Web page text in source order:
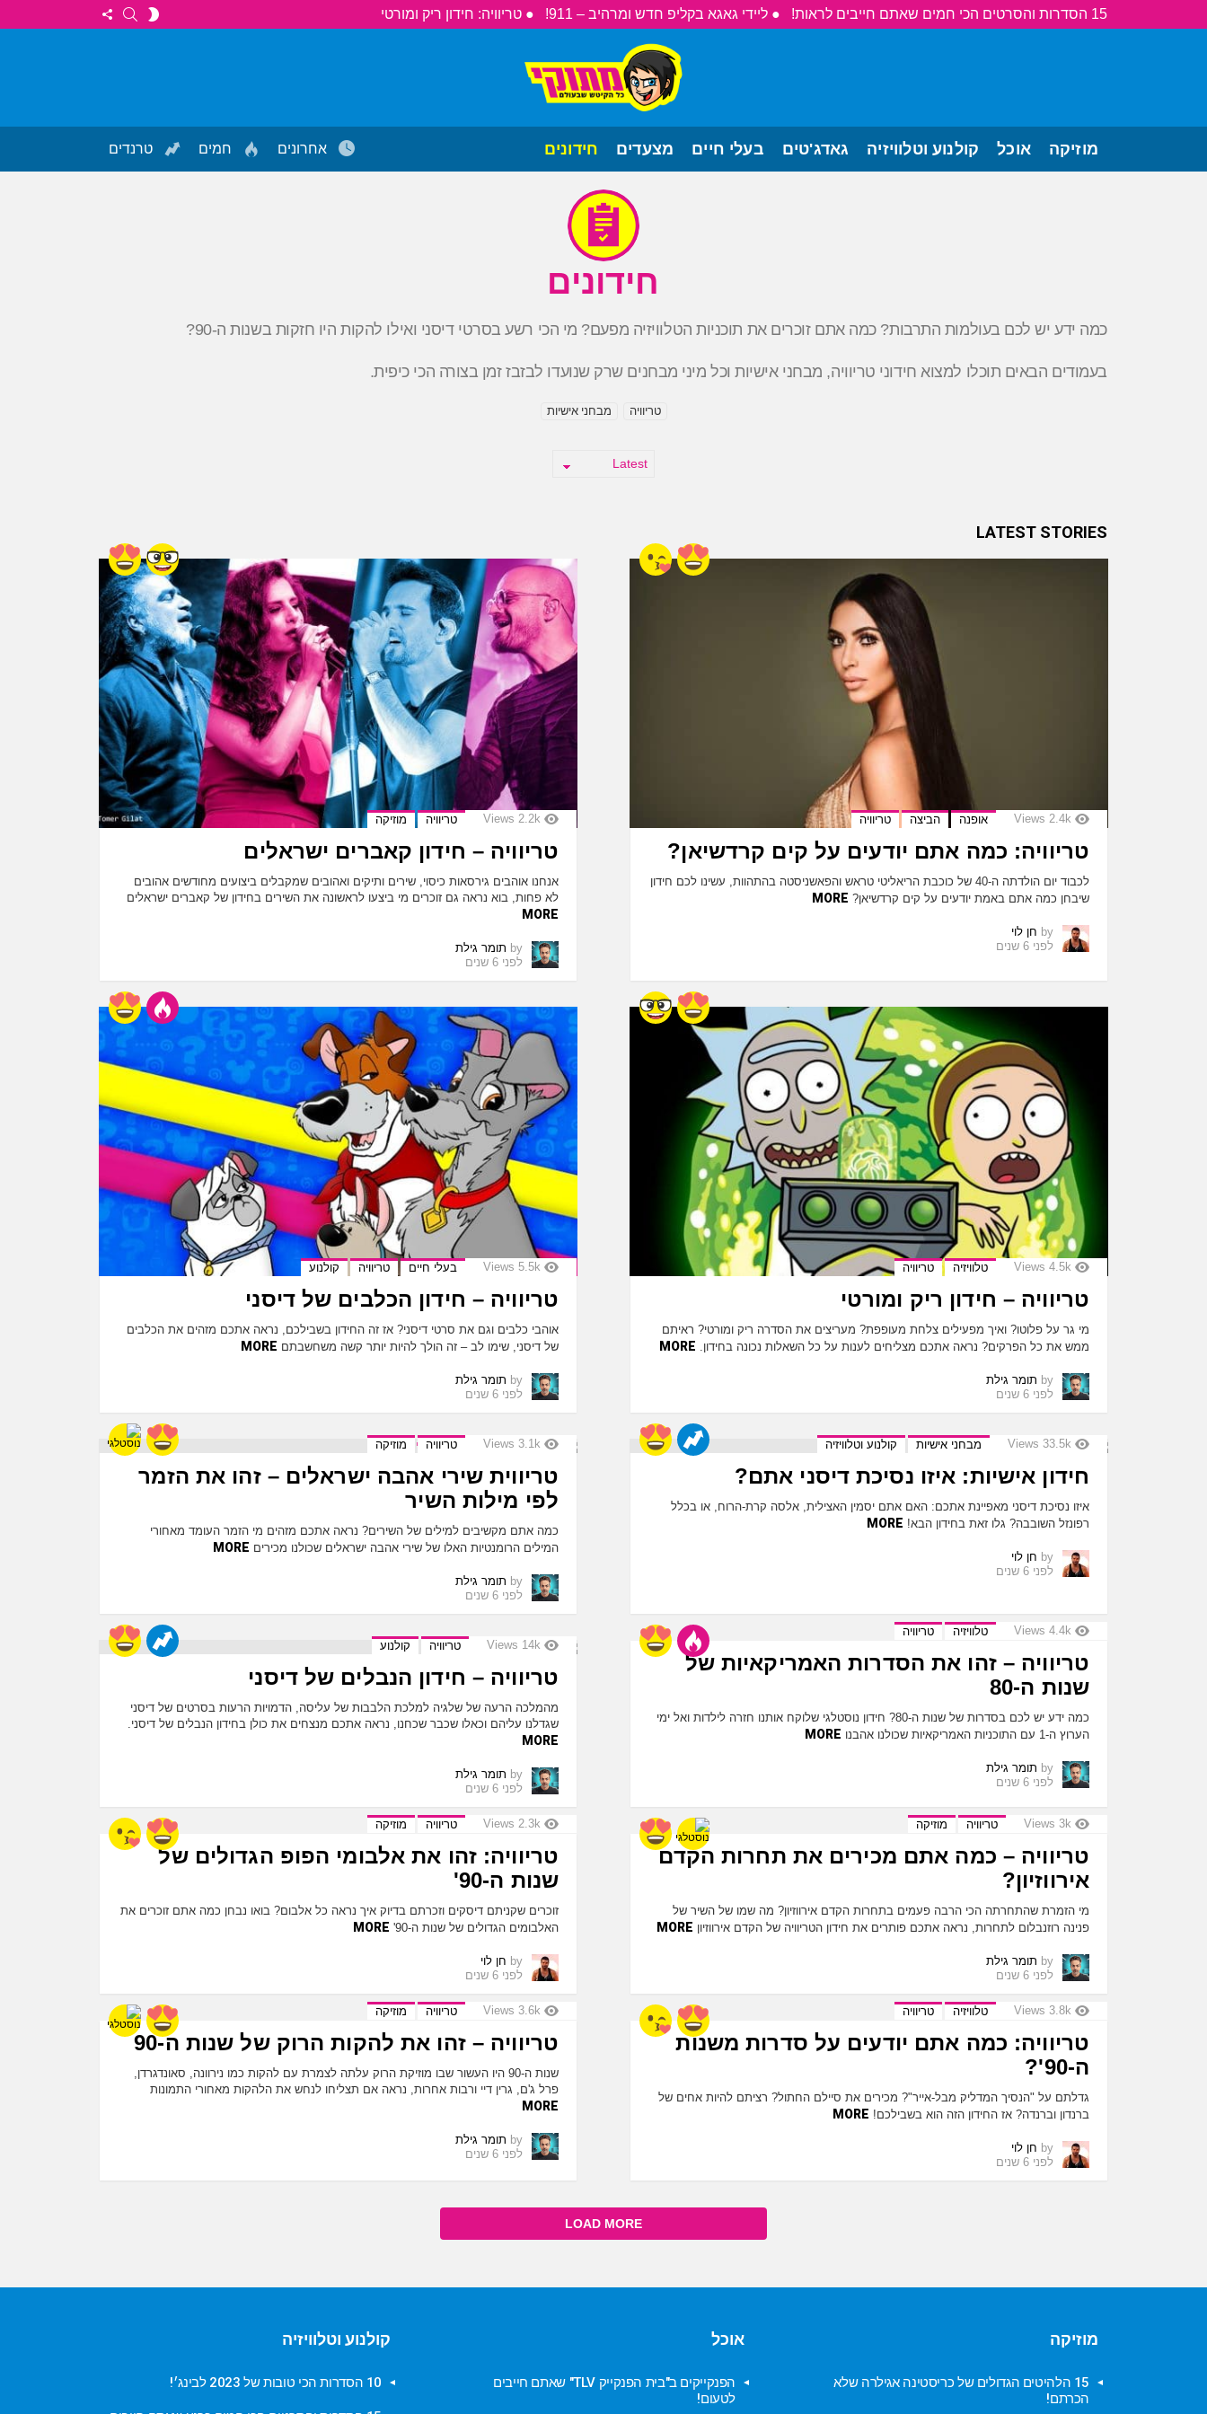
15 הסדרות והסרטים הכי חמים שאתם חייבים לראות! ● ליידי גאגא בקליפ חדש ומרהיב – 911! ● טריוויה: חידון ריק ומורטי
SWITCH
SKIN
SEARCH
מוזיקה אוכל קולנוע וטלוויזיה גאדג'טים בעלי חיים מצעדים חידונים אחרונים חמים טרנדים
חידונים
כמה ידע יש לכם בעולמות התרבות? כמה אתם זוכרים את תוכניות הטלוויזיה מפעם? מי הכי רשע בסרטי דיסני ואילו להקות היו חזקות בשנות ה-90?
בעמודים הבאים תוכלו למצוא חידוני טריוויה, מבחני אישיות וכל מיני מבחנים שרק שנועדו לבזבז זמן בצורה הכי כיפית.
טריוויה מבחני אישיות
LATEST STORIES
2.4k
Views אופנה הביצה טריוויה
טריוויה: כמה אתם יודעים על קים קרדשיאן?
לכבוד יום הולדתה ה-40 של כוכבת הריאליטי טראש והפאשניסטה בהתהוות, עשינו לכם חידון
שיבחן כמה אתם באמת יודעים על קים קרדשיאן? MORE
by חן לוי
לפני 6 שנים
2.2k
Views טריוויה מוזיקה
טריוויה – חידון קאברים ישראלים
אנחנו אוהבים גירסאות כיסוי, שירים ותיקים ואהובים שמקבלים ביצועים מחודשים אהובים
לא פחות, בוא נראה גם זוכרים מי ביצעו לראשונה את השירים בחידון של קאברים ישראלים
MORE
by תומר גילת
לפני 6 שנים
4.5k
Views טלוויזיה טריוויה
טריוויה – חידון ריק ומורטי
מי גר על פלוטו? ואיך מפעילים צלחת מעופפת? מעריצים את הסדרה ריק ומורטי? ראיתם
ממש את כל הפרקים? נראה אתכם מצליחים לענות על כל השאלות נכונה בחידון. MORE
by תומר גילת
לפני 6 שנים
5.5k
Views בעלי חיים טריוויה קולנוע
טריוויה – חידון הכלבים של דיסני
אוהבי כלבים וגם את סרטי דיסני? אז זה החידון בשבילכם, נראה אתכם מזהים את הכלבים
של דיסני, שימו לב – זה הולך להיות יותר קשה משחשבתם MORE
by תומר גילת
לפני 6 שנים
33.5k
Views מבחני אישיות קולנוע וטלוויזיה
חידון אישיות: איזו נסיכת דיסני אתם?
איזו נסיכת דיסני מאפיינת אתכם: האם אתם יסמין האצילית, אלסה קרת-הרוח, או בכלל
רפונזל השובבה? גלו זאת בחידון הבא! MORE
by חן לוי
לפני 6 שנים
3.1k
Views טריוויה מוזיקה
טריווית שירי אהבה ישראלים – זהו את הזמר
לפי מילות השיר
כמה אתם מקשיבים למילים של השירים? נראה אתכם מזהים מי הזמר העומד מאחורי
המילים הרומנטיות האלו של שירי אהבה ישראלים שכולנו מכירים MORE
by תומר גילת
לפני 6 שנים
4.4k
Views טלוויזיה טריוויה
טריוויה – זהו את הסדרות האמריקאיות של
שנות ה-80
כמה ידע יש לכם בסדרות של שנות ה-80? חידון נוסטלגי שלוקח אותנו חזרה לילדות ואל ימי
הערוץ ה-1 עם התוכניות האמריקאיות שכולנו אהבנו
MORE
by תומר גילת
לפני 6 שנים
14k
Views טריוויה קולנוע
טריוויה – חידון הנבלים של דיסני
מהמלכה הרעה של שלגיה למלכת הלבבות של עליסה, הדמויות הרעות בסרטים של דיסני
שגדלנו עליהם וכאלו שכבר שכחנו, נראה אתכם מנצחים את כולן בחידון הנבלים של דיסני.
MORE
by תומר גילת
לפני 6 שנים
3k
Views טריוויה מוזיקה
טריוויה – כמה אתם מכירים את תחרות הקדם
אירווזיון?
מי הזמרת שהתחרתה הכי הרבה פעמים בתחרות הקדם אירווזיון? מה שמו של השיר של
פנינה רוזנבלום לתחרות, נראה אתכם פותרים את חידון הטריוויה של הקדם אירווזיון MORE
by תומר גילת
לפני 6 שנים
2.3k
Views טריוויה מוזיקה
טריוויה: זהו את אלבומי הפופ הגדולים של
שנות ה-90'
זוכרים שקניתם דיסקים וזכרתם בדיוק איך נראה כל אלבום? בואו נבחן כמה אתם זוכרים את
האלבומים הגדולים של שנות ה-90'
MORE
by חן לוי
לפני 6 שנים
3.8k
Views טלוויזיה טריוויה
טריוויה: כמה אתם יודעים על סדרות משנות
ה-90'?
גדלתם על "הנסיך המדליק מבל-אייר"? מכירים את סיילם החתול? רציתם להיות אחים של
ברנדון וברנדה? אז החידון הזה הוא בשבילכם! MORE
by חן לוי
לפני 6 שנים
3.6k
Views טריוויה מוזיקה
טריוויה – זהו את להקות הרוק של שנות ה-90
שנות ה-90 היו העשור שבו מוזיקת הרוק עלתה לצמרת עם להקות כמו נירוונה, סאונדגרדן,
פרל ג'ם, גרין דיי ורבות אחרות, נראה אם תצליחו לנחש את הלהקות מאחורי התמונות
MORE
by תומר גילת
לפני 6 שנים
LOAD MORE
מוזיקה
15 הלהיטים הגדולים של כריסטינה אגילרה שלא
הכרתם!
אוכל
הפנקייקים ב"בית הפנקייק TLV" שאתם חייבים
לטעום!
קולנוע וטלוויזיה
10 הסדרות הכי טובות של 2023 לבינג׳!